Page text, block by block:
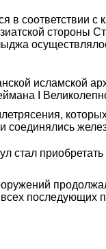
в соответствии
стороны
исламской
I
соединялись
стал
последующих